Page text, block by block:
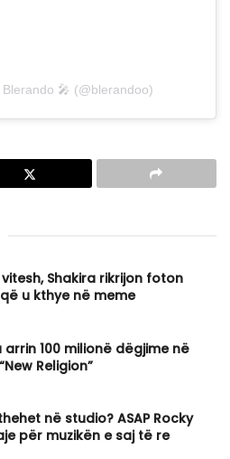
🎤 (@blerandoo)
Shakira rikrijon foton
u kthye në meme
arrin 100 milionë dëgjime në
Religion”
në studio? ASAP Rocky
për muzikën e saj të re